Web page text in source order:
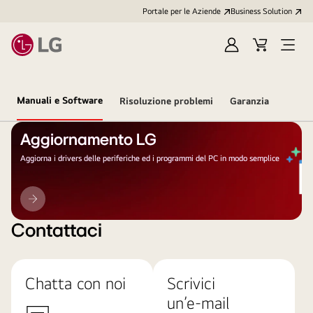
Portale per le Aziende Business Solution
AccediCart
Open
Manuali e Software Risoluzione problemi Garanzia
Aggiornamento LG
Aggiorna i drivers delle periferiche ed i programmi del PC in modo semplice
Aggiornamento
LG
Contattaci
Chatta con noi
Scrivici
un’e-mail